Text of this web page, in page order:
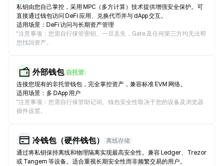
私钥由您自己掌控，采用 MPC（多方计算）技术提供增强安全保护。可
直接通过钱包访问 DeFi 应用、兑换代币并与 dApp 交互。
适用场景：DeFi 访问与长期资产管理
*注意事项：您需自行保管密钥。一旦丢失，Gate 及任何第三方均无法帮
您找回资产。
外部钱包 自托管
连接您现有的非托管钱包，完全掌控资产，兼容标准 EVM 网络。
适用场景：多 DApp 用户
*注意事项：您需自行保管助记词。钱包安全性取决于您的设备及浏览器
插件设置。
冷钱包（硬件钱包）
离线存储
通过将私钥保持离线和物理隔离实现最高安全性。兼容 Ledger、Trezor
或 Tangem 等设备。适合重视长期安全性而非频繁交易的用户。